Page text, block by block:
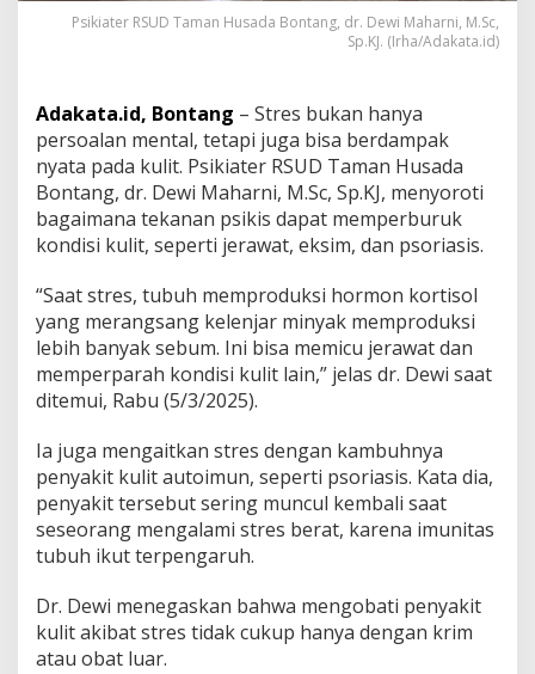
s
a
d
e
b
u
t
S
t
r
s
B
r
i
a
n
P
u
r
Psikiater RSUD Taman Husada Bontang, dr. Dewi Maharni, M.Sc,
Sp.KJ. (Irha/Adakata.id)
Adakata.id, Bontang – Stres bukan hanya
persoalan mental, tetapi juga bisa berdampak
nyata pada kulit. Psikiater RSUD Taman Husada
Bontang, dr. Dewi Maharni, M.Sc, Sp.KJ, menyoroti
bagaimana tekanan psikis dapat memperburuk
kondisi kulit, seperti jerawat, eksim, dan psoriasis.
“Saat stres, tubuh memproduksi hormon kortisol
yang merangsang kelenjar minyak memproduksi
lebih banyak sebum. Ini bisa memicu jerawat dan
memperparah kondisi kulit lain,” jelas dr. Dewi saat
ditemui, Rabu (5/3/2025).
Ia juga mengaitkan stres dengan kambuhnya
penyakit kulit autoimun, seperti psoriasis. Kata dia,
penyakit tersebut sering muncul kembali saat
seseorang mengalami stres berat, karena imunitas
tubuh ikut terpengaruh.
Dr. Dewi menegaskan bahwa mengobati penyakit
kulit akibat stres tidak cukup hanya dengan krim
atau obat luar.